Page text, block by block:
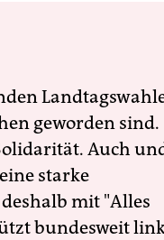
geworden sind.
Auch
starke
mit "Alles
bundesweit